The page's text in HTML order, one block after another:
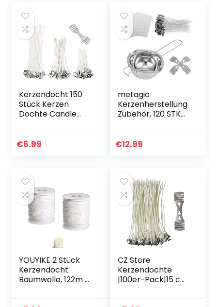
Kerzendocht 150
Stück Kerzen
Dochte Candle
Größen für die
€6.99
metagio
Kerzenherstellung
Zubehör, 120 STK
STK
€12.99
YOUYIKE 2 Stück
Kerzendocht
Baumwolle, 122m /
CZ Store
Kerzendochte
|100er-Pack|15 cm